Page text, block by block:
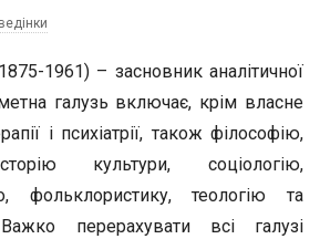
1961) – засновник аналітичної
галузь включає, крім власне
і психіатрії, також філософію,
культури, соціологію,
фольклористику, теологію та
Важко перерахувати всі галузі